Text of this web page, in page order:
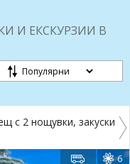
И ЕКСКУРЗИИ В
с 2 нощувки, закуски
6